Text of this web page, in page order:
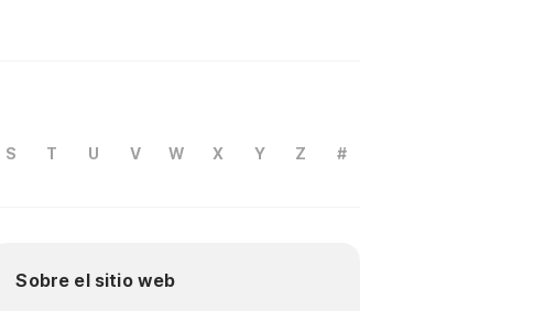
S T U V W X Y Z #
Sobre el sitio web